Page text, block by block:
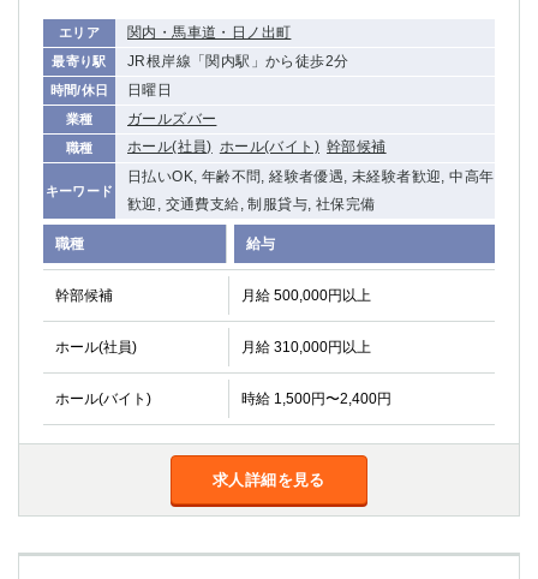
エリア 関内・馬車道・日ノ出町
最寄り駅 JR根岸線「関内駅」から徒歩2分
時間/休日 日曜日
業種 ガールズバー
職種 ホール(社員) ホール(バイト) 幹部候補
キーワード
日払いOK, 年齢不問, 経験者優遇, 未経験者歓迎, 中高年
歓迎, 交通費支給, 制服貸与, 社保完備
職種 給与
幹部候補 月給 500,000円以上
ホール(社員) 月給 310,000円以上
ホール(バイト) 時給 1,500円〜2,400円
求人詳細を見る